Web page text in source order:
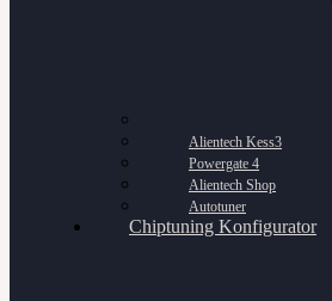
Alientech Kess3
Powergate 4
Alientech Shop
Autotuner
Chiptuning Konfigurator